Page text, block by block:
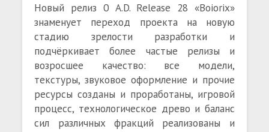
Новый релиз 0 A.D. Release 28 «Boiorix»
знаменует переход проекта на новую
стадию зрелости разработки и
подчёркивает более частые релизы и
возросшее качество: все модели,
текстуры, звуковое оформление и прочие
ресурсы созданы и проработаны, игровой
процесс, технологическое древо и баланс
сил различных фракций реализованы и